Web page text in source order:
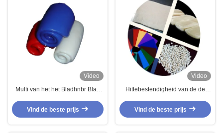
Video
Multi van het het Bladhnbr Blad
Kleurenfluorosilicone het
Vind de beste prijs
Video
Hittebestendigheid van de de
Fluorosiliconefvmq de
Vind de beste prijs